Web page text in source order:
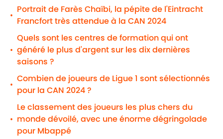
•
Portrait de Farès Chaïbi, la pépite de l'Eintracht
Francfort très attendue à la CAN 2024
•
Quels sont les centres de formation qui ont
généré le plus d'argent sur les dix dernières
saisons ?
•
Combien de joueurs de Ligue 1 sont sélectionnés
pour la CAN 2024 ?
•
Le classement des joueurs les plus chers du
monde dévoilé, avec une énorme dégringolade
pour Mbappé